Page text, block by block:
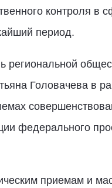
контроля в
период.
региональной
Головачева в
федерального
приемам и